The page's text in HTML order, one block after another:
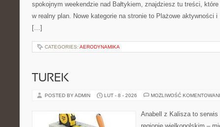
spokojnym weekendzie nad Bałtykiem, znajdziesz tu treści,
w realny plan. Nowe kategorie na stronie to Plażowe aktywności i
[…]
CATEGORIES: AERODYNAMIKA
TUREK
POSTED BY ADMIN LUT - 8 - 2026 MOŻLIWOŚĆ
Anabell z Kalisza to